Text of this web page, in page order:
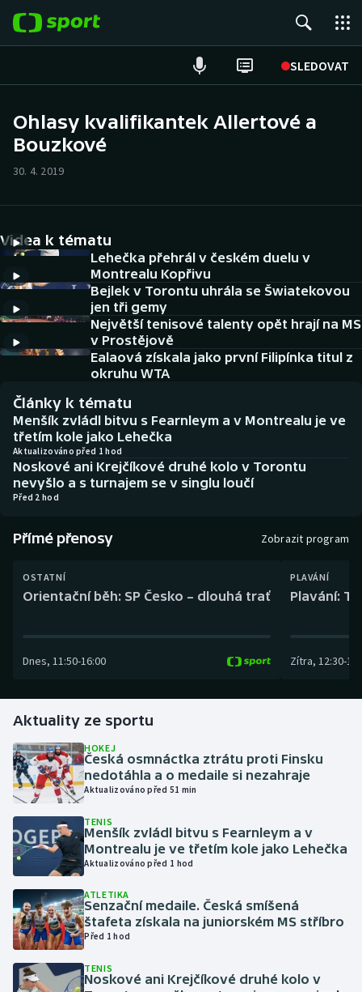
SLEDOVAT
Hokej
Cyklistika
DALŠÍ SPORTY
Americký fotbal
Baseball a softbal
Basketbal
Biatlon
Boby a skeleton
Box
Curling
Golf
Gymnastika
Házená
Jezdectví
Judo
Krasobruslení
NEPŘEHLÉDNĚTE
Historické návraty
Aplikace ČT sport
AZ kvíz
Ohlasy kvalifikantek Allertové a
Bouzkové
30. 4. 2019
Videa k tématu
Lehečka přehrál v českém duelu v
Montrealu Kopřivu
Bejlek v Torontu uhrála se Šwiatekovou
jen tři gemy
Největší tenisové talenty opět hrají na MS
v Prostějově
Ealaová získala jako první Filipínka titul z
okruhu WTA
Články k tématu
Menšík zvládl bitvu s Fearnleym a v Montrealu je ve
třetím kole jako Lehečka
Aktualizováno před 1 hod
Noskové ani Krejčíkové druhé kolo v Torontu
nevyšlo a s turnajem se v singlu loučí
Před 2 hod
Přímé přenosy Zobrazit program
OSTATNÍ
Orientační běh: SP Česko – dlouhá trať
Dnes, 11:50-16:00
PLAVÁNÍ
Plavání:
Zítra, 12:30-
Aktuality ze sportu
HOKEJ
Česká osmnáctka ztrátu proti Finsku
nedotáhla a o medaile si nezahraje
Aktualizováno před 51 min
TENIS
Menšík zvládl bitvu s Fearnleym a v
Montrealu je ve třetím kole jako Lehečka
Aktualizováno před 1 hod
ATLETIKA
Senzační medaile. Česká smíšená
štafeta získala na juniorském MS stříbro
Před 1 hod
TENIS
Noskové ani Krejčíkové druhé kolo v